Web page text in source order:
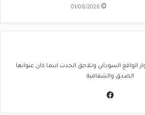
01/08/2026
الواقع السوداني وتلاحق الحدث اينما كان عنوانها
الصدق والشفافية